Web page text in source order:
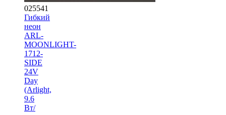
025541
Гибкий
неон
ARL-
MOONLIGHT-
1712-
SIDE
24V
Day
(Arlight,
9.6
Вт/